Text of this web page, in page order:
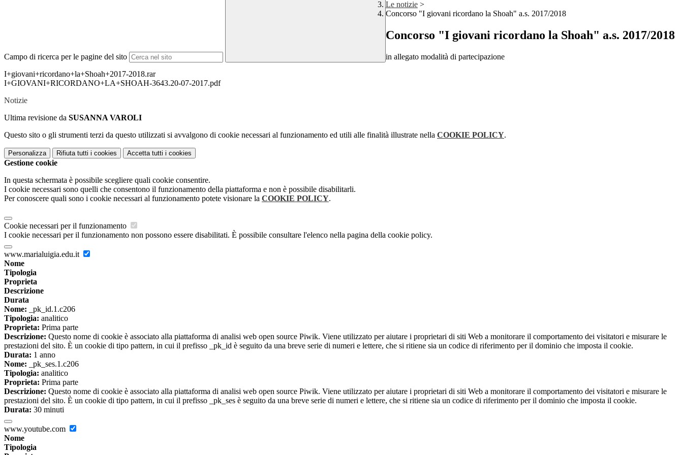
Campo di ricerca per le pagine del sito
Le notizie >
Concorso "I giovani ricordano la Shoah" a.s. 2017/2018
Concorso "I giovani ricordano la Shoah" a.s. 2017/2018
in allegato modalità di partecipazione
I+giovani+ricordano+la+Shoah+2017-2018.rar
I+GIOVANI+RICORDANO+LA+SHOAH-3643.20-07-2017.pdf
Notizie
Ultima revisione da SUSANNA VAROLI
Questo sito o gli strumenti terzi da questo utilizzati si avvalgono di cookie necessari al funzionamento ed utili alle finalità illustrate nella COOKIE POLICY.
Personalizza Rifiuta tutti i cookies Accetta tutti i cookies
Gestione cookie
In questa schermata è possibile scegliere quali cookie consentire.
I cookie necessari sono quelli che consentono il funzionamento della piattaforma e non è possibile disabilitarli.
Per conoscere quali sono i cookie necessari al funzionamento potete visionare la COOKIE POLICY.
Cookie necessari per il funzionamento
I cookie necessari per il funzionamento non possono essere disabilitati. È possibile consultare l'elenco nella pagina della cookie policy.
www.marialuigia.edu.it
Nome
Tipologia
Proprieta
Descrizione
Durata
Nome: _pk_id.1.c206
Tipologia: analitico
Proprieta: Prima parte
Descrizione: Questo nome di cookie è associato alla piattaforma di analisi web open source Piwik. Viene utilizzato per aiutare i proprietari di siti Web a monitorare il comportamento dei visitatori e misurare le
prestazioni del sito. È un cookie di tipo pattern, in cui il prefisso _pk_id è seguito da una breve serie di numeri e lettere, che si ritiene sia un codice di riferimento per il dominio che imposta il cookie.
Durata: 1 anno
Nome: _pk_ses.1.c206
Tipologia: analitico
Proprieta: Prima parte
Descrizione: Questo nome di cookie è associato alla piattaforma di analisi web open source Piwik. Viene utilizzato per aiutare i proprietari di siti Web a monitorare il comportamento dei visitatori e misurare le
prestazioni del sito. È un cookie di tipo pattern, in cui il prefisso _pk_ses è seguito da una breve serie di numeri e lettere, che si ritiene sia un codice di riferimento per il dominio che imposta il cookie.
Durata: 30 minuti
www.youtube.com
Nome
Tipologia